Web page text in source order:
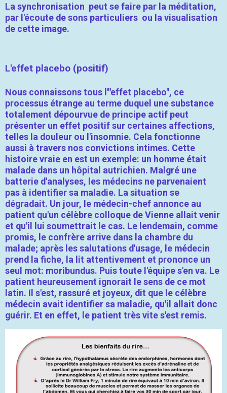
La synchronisation peut se faire par la méditation,
par l'écoute de sons particuliers ou la visualisation
de cette image.
L'effet placebo (positif)
Nous connaissons tous l'"effet placebo", ce
processus étrange au terme duquel une substance
totalement dépourvue de principe actif peut
présenter un effet positif sur certaines affections,
telles la douleur ou l'insomnie. Cela fonctionne
aussi à travers nos convictions intimes. Cette
histoire vraie en est un exemple: un homme était
malade dans un hôpital autrichien. Malgré une
batterie d'analyses, les médecins ne parvenaient
pas à identifier sa maladie. La situation se
dégradait. Un jour, le médecin-chef annonce au
patient qu'un célèbre colloque de Vienne allait venir
et qu'il lui soumettrait le cas. Le lendemain, comme
promis, le confrère arrive dans la chambre du
malade; après les salutations d'usage, le médecin
prend la fiche, la lit attentivement et prononce un
seul mot: moribundus. Puis toute l'équipe s'en va. Le
patient heureusement ignorait le sens de ce mot
latin. Il s'est, rassuré et joyeux, dit que le célèbre
médecin avait identifier sa maladie, qu'il allait donc
guérir. Et en effet, le patient très vite s'est remis.